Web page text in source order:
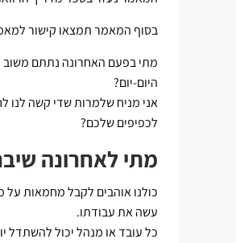
בסוף המאמר תמצאו קישור
מתי בפעם האחרונה נתתם משוב
היום-יום?
אני מניח שלמרות שדי קשה
לכפיפים שלכם?
מתי לאחרונה
כולנו אוהבים לקבל מחמאות
עשה את עבודתו.
כל עובד או מנהל יכול